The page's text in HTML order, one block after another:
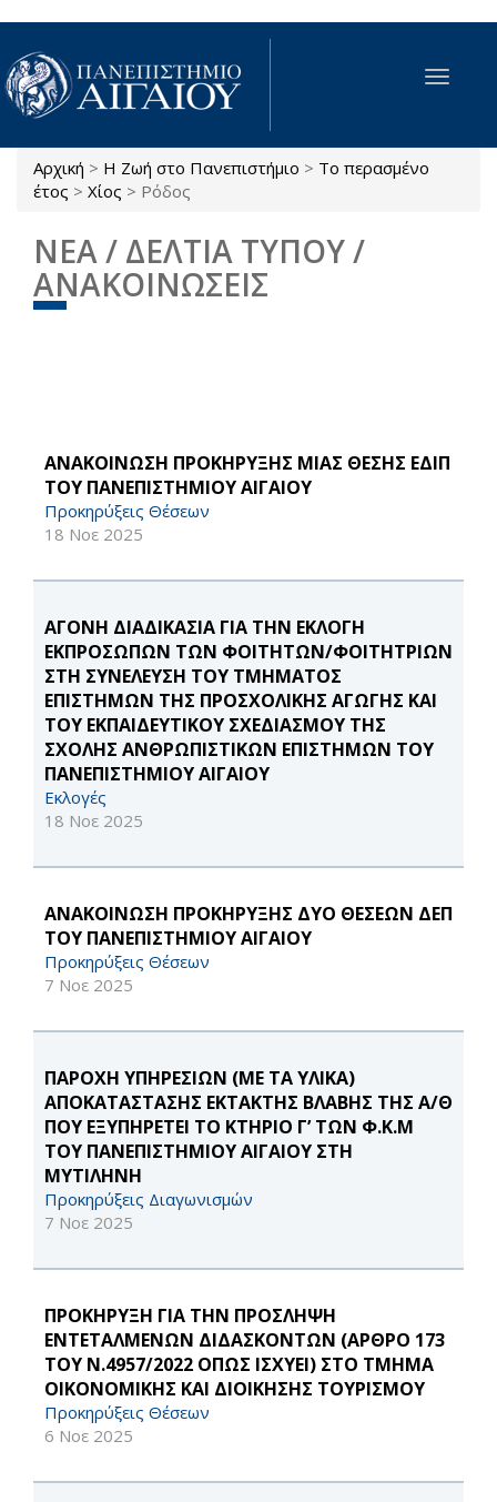
Παράκαμψη προς το κυρίως περιεχόμενο
Toggle
Είστε εδώ
Αρχική > Η Ζωή στο Πανεπιστήμιο > Το περασμένο
έτος > Χίος > Ρόδος
ΝΕΑ / ΔΕΛΤΙΑ ΤΥΠΟΥ /
ΑΝΑΚΟΙΝΩΣΕΙΣ
ΑΝΑΚΟΙΝΩΣΗ ΠΡΟΚΗΡΥΞΗΣ ΜΙΑΣ ΘΕΣΗΣ ΕΔΙΠ
ΤΟΥ ΠΑΝΕΠΙΣΤΗΜΙΟΥ ΑΙΓΑΙΟΥ
Προκηρύξεις Θέσεων
18 Νοε 2025
ΑΓΟΝΗ ΔΙΑΔΙΚΑΣΙΑ ΓΙΑ ΤΗΝ ΕΚΛΟΓΗ
ΕΚΠΡΟΣΩΠΩΝ ΤΩΝ ΦΟΙΤΗΤΩΝ/ΦΟΙΤΗΤΡΙΩΝ
ΣΤΗ ΣΥΝΕΛΕΥΣΗ ΤΟΥ ΤΜΗΜΑΤΟΣ
ΕΠΙΣΤΗΜΩΝ ΤΗΣ ΠΡΟΣΧΟΛΙΚΗΣ ΑΓΩΓΗΣ ΚΑΙ
ΤΟΥ ΕΚΠΑΙΔΕΥΤΙΚΟΥ ΣΧΕΔΙΑΣΜΟΥ ΤΗΣ
ΣΧΟΛΗΣ ΑΝΘΡΩΠΙΣΤΙΚΩΝ ΕΠΙΣΤΗΜΩΝ ΤΟΥ
ΠΑΝΕΠΙΣΤΗΜΙΟΥ ΑΙΓΑΙΟΥ
Εκλογές
18 Νοε 2025
ΑΝΑΚΟΙΝΩΣΗ ΠΡΟΚΗΡΥΞΗΣ ΔΥΟ ΘΕΣΕΩΝ ΔΕΠ
ΤΟΥ ΠΑΝΕΠΙΣΤΗΜΙΟΥ ΑΙΓΑΙΟΥ
Προκηρύξεις Θέσεων
7 Νοε 2025
ΠΑΡΟΧΗ ΥΠΗΡΕΣΙΩΝ (ΜΕ ΤΑ ΥΛΙΚΑ)
ΑΠΟΚΑΤΑΣΤΑΣΗΣ ΕΚΤΑΚΤΗΣ ΒΛΑΒΗΣ ΤΗΣ Α/Θ
ΠΟΥ ΕΞΥΠΗΡΕΤΕΙ ΤΟ ΚΤΗΡΙΟ Γ’ ΤΩΝ Φ.Κ.Μ
ΤΟΥ ΠΑΝΕΠΙΣΤΗΜΙΟΥ ΑΙΓΑΙΟΥ ΣΤΗ
ΜΥΤΙΛΗΝΗ
Προκηρύξεις Διαγωνισμών
7 Νοε 2025
ΠΡΟΚΗΡΥΞΗ ΓΙΑ ΤΗΝ ΠΡΟΣΛΗΨΗ
ΕΝΤΕΤΑΛΜΕΝΩΝ ΔΙΔΑΣΚΟΝΤΩΝ (ΑΡΘΡΟ 173
ΤΟΥ Ν.4957/2022 ΟΠΩΣ ΙΣΧΥΕΙ) ΣΤΟ ΤΜΗΜΑ
ΟΙΚΟΝΟΜΙΚΗΣ ΚΑΙ ΔΙΟΙΚΗΣΗΣ ΤΟΥΡΙΣΜΟΥ
Προκηρύξεις Θέσεων
6 Νοε 2025